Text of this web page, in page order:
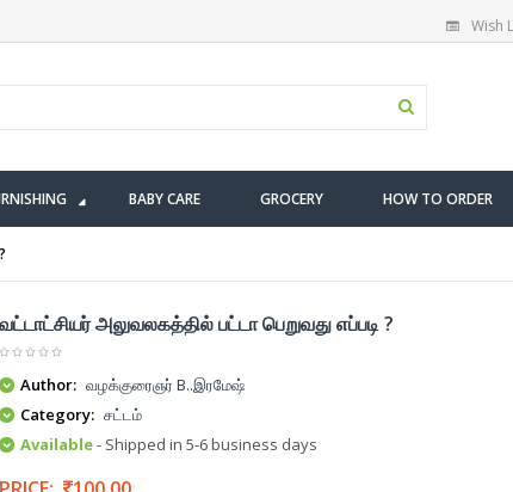
Wish
BABY CARE GROCERY HOW TO ORDER
வட்டாட்சியர் அலுவலகத்தில் பட்டா பெறுவது எப்படி ?
Author: வழக்குரைஞர் B..இரமேஷ்
Category: சட்டம்
Available- Shipped in 5-6 business days